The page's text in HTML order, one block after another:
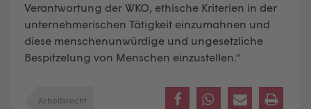
Verantwortung der WKO, ethische Kriterien in der
unternehmerischen Tätigkeit einzumahnen und
diese menschenunwürdige und ungesetzliche
Bespitzelung von Menschen einzustellen.“
Arbeitsrecht